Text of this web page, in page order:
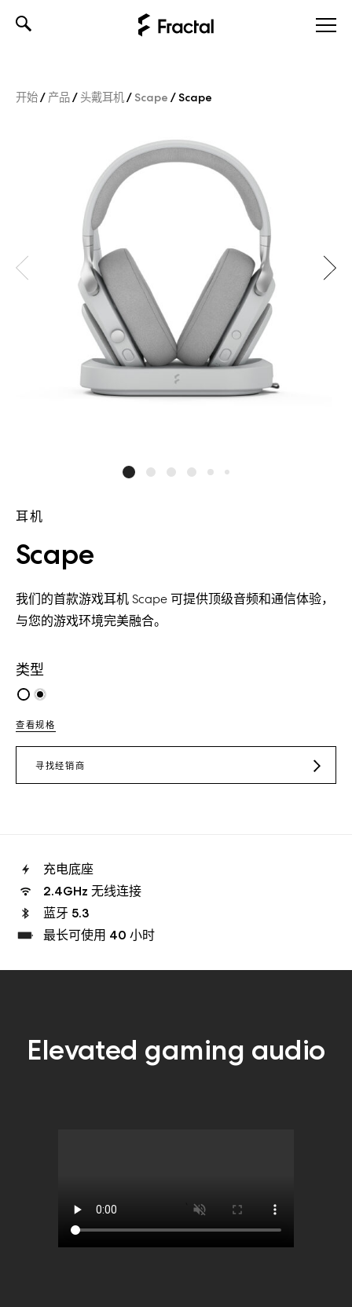
开始/ 产品/头戴耳机/ Scape /Scape
耳机
Scape
我们的首款游戏耳机 Scape 可提供顶级音频和通信体验，
与您的游戏环境完美融合。
类型
查看规格
寻找经销商
充电底座
2.4GHz 无线连接
蓝牙 5.3
最长可使用 40 小时
Elevated gaming audio